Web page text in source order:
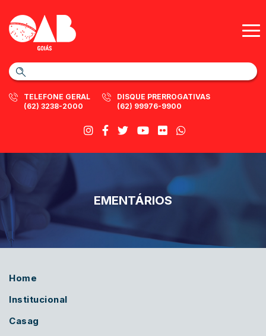
TELEFONE GERAL
(62) 3238-2000
DISQUE PRERROGATIVAS
(62) 99976-9900
EMENTÁRIOS
Home
Institucional
Casag